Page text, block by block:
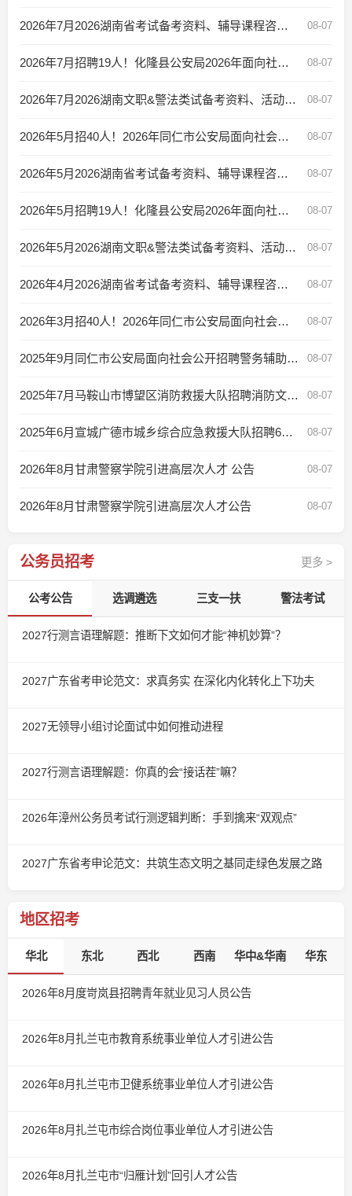
2026年7月2026湖南省考试备考资料、辅导课程咨询入口 08-07
2026年7月招聘19人！化隆县公安局2026年面向社会公开招聘警务辅助人员公告 08-07
2026年7月2026湖南文职&警法类试备考资料、活动入口 08-07
2026年5月招40人！2026年同仁市公安局面向社会公开招聘警务辅助人员公告 08-07
2026年5月2026湖南省考试备考资料、辅导课程咨询入口 08-07
2026年5月招聘19人！化隆县公安局2026年面向社会公开招聘警务辅助人员公告 08-07
2026年5月2026湖南文职&警法类试备考资料、活动入口 08-07
2026年4月2026湖南省考试备考资料、辅导课程咨询入口 08-07
2026年3月招40人！2026年同仁市公安局面向社会公开招聘警务辅助人员公告 08-07
2025年9月同仁市公安局面向社会公开招聘警务辅助人员公告 08-07
2025年7月马鞍山市博望区消防救援大队招聘消防文员2人公告 08-07
2025年6月宣城广德市城乡综合应急救援大队招聘6人公告 08-07
2026年8月甘肃警察学院引进高层次人才 公告 08-07
2026年8月甘肃警察学院引进高层次人才公告 08-07
公务员招考 更多 >
公考公告 选调遴选 三支一扶 警法考试
2027行测言语理解题：推断下文如何才能“神机妙算”？
2027广东省考申论范文：求真务实 在深化内化转化上下功夫
2027无领导小组讨论面试中如何推动进程
2027行测言语理解题：你真的会“接话茬”嘛？
2026年漳州公务员考试行测逻辑判断：手到擒来“双观点”
2027广东省考申论范文：共筑生态文明之基同走绿色发展之路
地区招考
华北 东北 西北 西南 华中&华南 华东
2026年8月度岢岚县招聘青年就业见习人员公告
2026年8月扎兰屯市教育系统事业单位人才引进公告
2026年8月扎兰屯市卫健系统事业单位人才引进公告
2026年8月扎兰屯市综合岗位事业单位人才引进公告
2026年8月扎兰屯市“归雁计划”回引人才公告